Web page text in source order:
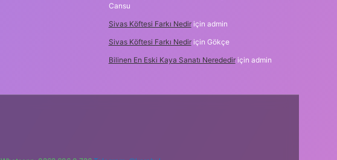
Cansu
Sivas Köftesi Farkı Nediriçin admin
Sivas Köftesi Farkı Nediriçin Gökçe
Bilinen En Eski Kaya Sanatı Neredediriçin admin